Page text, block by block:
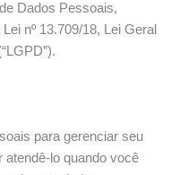
Dados Pessoais,
nº 13.709/18, Lei Geral
para gerenciar seu
atendê-lo quando você